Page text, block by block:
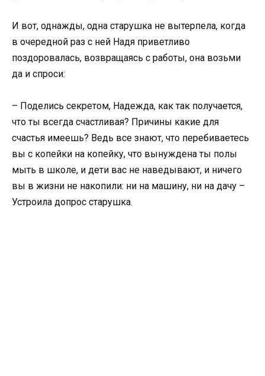
И вот, однажды, одна старушка не вытерпела, когда
в очередной раз с ней Надя приветливо
поздоровалась, возвращаясь с работы, она возьми
да и спроси:
– Поделись секретом, Надежда, как так получается,
что ты всегда счастливая? Причины какие для
счастья имеешь? Ведь все знают, что перебиваетесь
вы с копейки на копейку, что вынуждена ты полы
мыть в школе, и дети вас не наведывают, и ничего
вы в жизни не накопили: ни на машину, ни на дачу –
Устроила допрос старушка.